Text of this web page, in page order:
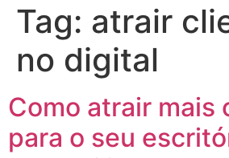
Tag: atrair
no digital
Como atrair mais
para o seu